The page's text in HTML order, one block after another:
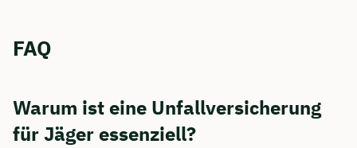
FAQ
Warum ist eine Unfallversicherung
für Jäger essenziell?